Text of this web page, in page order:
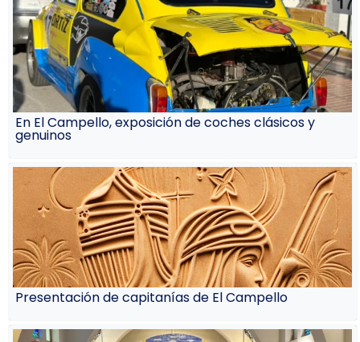
En El Campello, exposición de coches clásicos y
genuinos
Presentación de capitanías de El Campello